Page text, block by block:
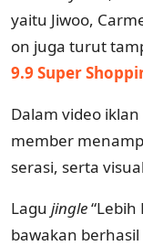
yaitu Jiwoo,
on juga turut
9.9 Super
Dalam video
member
serasi, serta
Lagu jingle
bawakan